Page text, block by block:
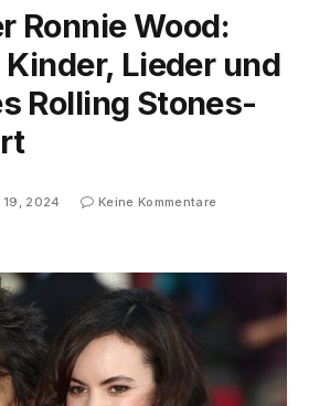
Ronnie Wood:
Lieder und
Rolling Stones-
2024
Keine Kommentare